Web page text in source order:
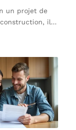
un projet de
il…